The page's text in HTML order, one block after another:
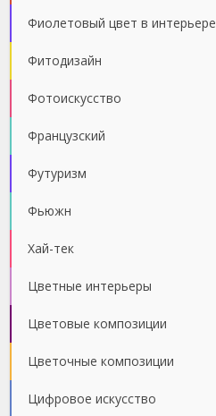
Фиолетовый цвет в интерьере
Фитодизайн
Фотоискусство
Французский
Футуризм
Фьюжн
Хай-тек
Цветные интерьеры
Цветовые композиции
Цветочные композиции
Цифровое искусство